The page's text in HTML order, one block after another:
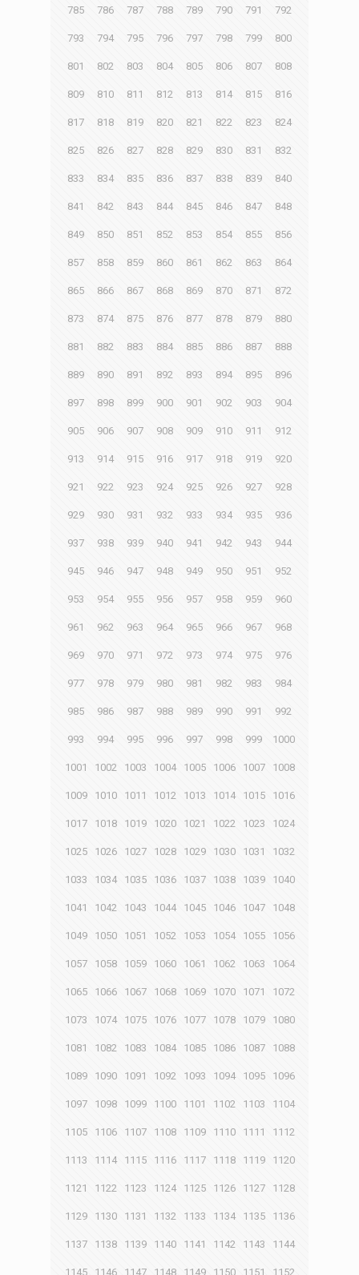
785 786 787 788 789 790 791 792
793 794 795 796 797 798 799 800
801 802 803 804 805 806 807 808
809 810 811 812 813 814 815 816
817 818 819 820 821 822 823 824
825 826 827 828 829 830 831 832
833 834 835 836 837 838 839 840
841 842 843 844 845 846 847 848
849 850 851 852 853 854 855 856
857 858 859 860 861 862 863 864
865 866 867 868 869 870 871 872
873 874 875 876 877 878 879 880
881 882 883 884 885 886 887 888
889 890 891 892 893 894 895 896
897 898 899 900 901 902 903 904
905 906 907 908 909 910 911 912
913 914 915 916 917 918 919 920
921 922 923 924 925 926 927 928
929 930 931 932 933 934 935 936
937 938 939 940 941 942 943 944
945 946 947 948 949 950 951 952
953 954 955 956 957 958 959 960
961 962 963 964 965 966 967 968
969 970 971 972 973 974 975 976
977 978 979 980 981 982 983 984
985 986 987 988 989 990 991 992
993 994 995 996 997 998 999 1000
1001 1002 1003 1004 1005 1006 1007 1008
1009 1010 1011 1012 1013 1014 1015 1016
1017 1018 1019 1020 1021 1022 1023 1024
1025 1026 1027 1028 1029 1030 1031 1032
1033 1034 1035 1036 1037 1038 1039 1040
1041 1042 1043 1044 1045 1046 1047 1048
1049 1050 1051 1052 1053 1054 1055 1056
1057 1058 1059 1060 1061 1062 1063 1064
1065 1066 1067 1068 1069 1070 1071 1072
1073 1074 1075 1076 1077 1078 1079 1080
1081 1082 1083 1084 1085 1086 1087 1088
1089 1090 1091 1092 1093 1094 1095 1096
1097 1098 1099 1100 1101 1102 1103 1104
1105 1106 1107 1108 1109 1110 1111 1112
1113 1114 1115 1116 1117 1118 1119 1120
1121 1122 1123 1124 1125 1126 1127 1128
1129 1130 1131 1132 1133 1134 1135 1136
1137 1138 1139 1140 1141 1142 1143 1144
1145 1146 1147 1148 1149 1150 1151 1152